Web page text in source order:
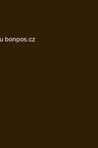
bonpos.cz